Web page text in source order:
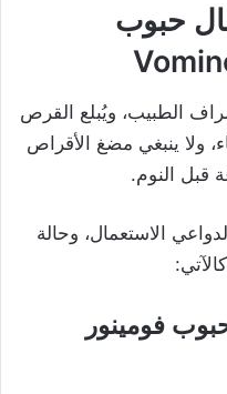
حبوب
الطبيب، ويُبلع القرص
ولا ينبغي مضغ الأقراص
قبل النوم.
الاستعمال، وحالة
فومينور